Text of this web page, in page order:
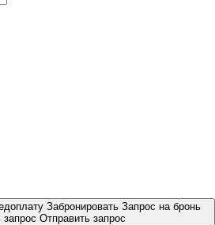
Забронировать Запрос на бронь
запрос Отправить запрос